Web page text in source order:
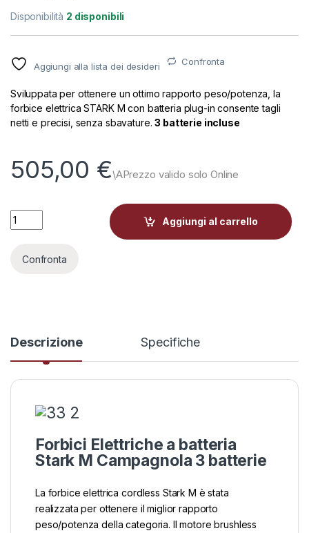
Disponibilità 2 disponibili
Aggiungi alla lista dei desideri Confronta
Sviluppata per ottenere un ottimo rapporto peso/potenza, la
forbice elettrica STARK M con batteria plug-in consente tagli
netti e precisi, senza sbavature.3 batterie incluse
505,00 €
Forbici Elettriche a batteria Stark M Campagnola 3 batterie
Aggiungi al carrello
Confronta
Descrizione Specifiche
Forbici Elettriche a batteria
Stark M Campagnola 3 batterie
La forbice elettrica cordless Stark M è stata
realizzata per ottenere il miglior rapporto
peso/potenza della categoria. Il motore brushless